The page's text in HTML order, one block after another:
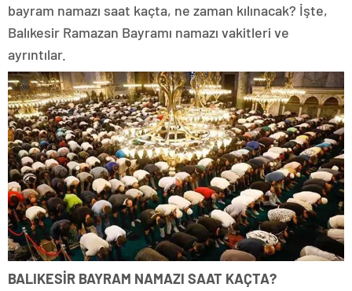
bayram namazı saat kaçta, ne zaman kılınacak? İşte,
Balıkesir Ramazan Bayramı namazı vakitleri ve
ayrıntılar.
BALIKESİR BAYRAM NAMAZI SAAT KAÇTA?